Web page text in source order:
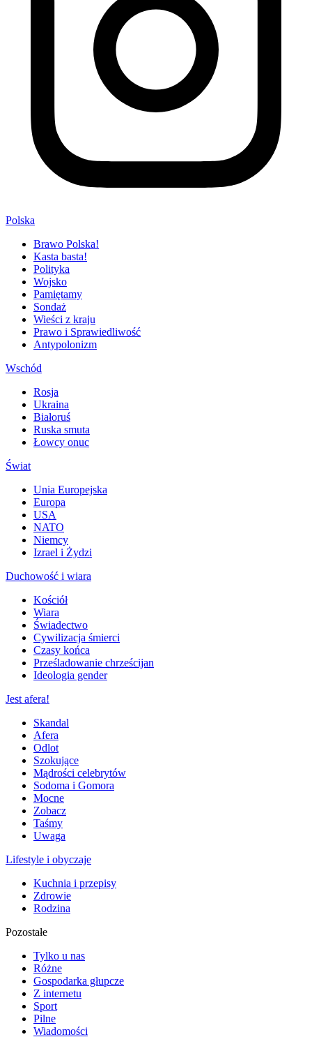
Polska
Brawo Polska!
Kasta basta!
Polityka
Wojsko
Pamiętamy
Sondaż
Wieści z kraju
Prawo i Sprawiedliwość
Antypolonizm
Wschód
Rosja
Ukraina
Białoruś
Ruska smuta
Łowcy onuc
Świat
Unia Europejska
Europa
USA
NATO
Niemcy
Izrael i Żydzi
Duchowość i wiara
Kościół
Wiara
Świadectwo
Cywilizacja śmierci
Czasy końca
Prześladowanie chrześcijan
Ideologia gender
Jest afera!
Skandal
Afera
Odlot
Szokujące
Mądrości celebrytów
Sodoma i Gomora
Mocne
Zobacz
Taśmy
Uwaga
Lifestyle i obyczaje
Kuchnia i przepisy
Zdrowie
Rodzina
Pozostałe
Tylko u nas
Różne
Gospodarka głupcze
Z internetu
Sport
Pilne
Wiadomości